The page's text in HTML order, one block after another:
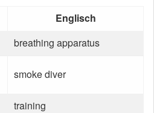
Englisch
breathing apparatus
smoke diver
training